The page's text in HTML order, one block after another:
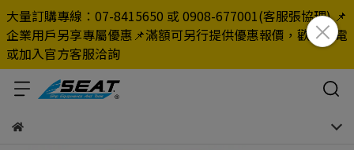
大量訂購專線：07-8415650 或 0908-677001(客服張協理) 📌
企業用戶另享專屬優惠📌滿額可另行提供優惠報價，歡迎來電
或加入官方客服洽詢